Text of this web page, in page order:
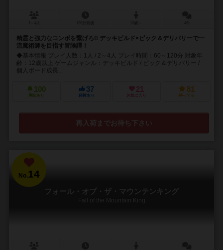
精霊と強力なコンボを繋げろ!! デッキビルド×ピック＆デリバリーで一
流魔術師を目指す冒険譚！
◆基本情報 プレイ人数：1人 / 2～4人 プレイ時間：60～120分 対象年
齢：12歳以上 ゲームジャンル：デッキビルド / ピック＆デリバリー /
個人ボード成長...
100
興味あり
37
経験あり
21
お気に入り
81
持ってる
再入荷までお待ち下さい
No.14
フォール・オブ・ザ・マウンテンキング
Fall of the Mountain King